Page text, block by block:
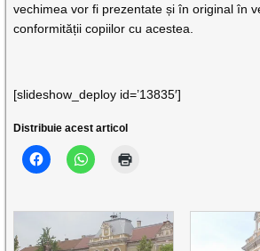
vechimea vor fi prezentate și în original în
conformității copiilor cu acestea.
[slideshow_deploy id=’13835′]
Distribuie acest articol